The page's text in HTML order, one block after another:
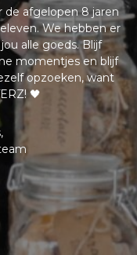
de afgelopen 8 jaren
We hebben er
alle goeds. Blijf
momentjes en blijf
opzoeken, want
🖤